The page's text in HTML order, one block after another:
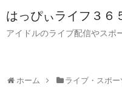
はっぴぃライフ３
アイドルのライブ配信やスポ
ホーム ライブ・スポ